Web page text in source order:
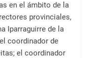
en el ámbito de la
provinciales,
Iparraguirre de la
coordinador de
el coordinador